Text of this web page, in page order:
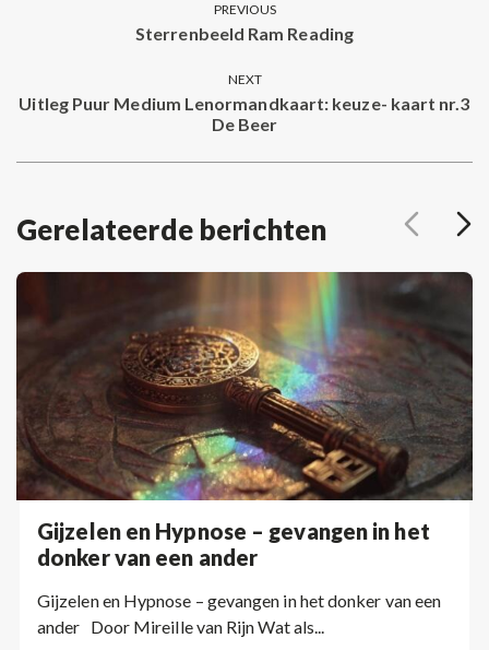
navigation
PREVIOUS
Previous
Sterrenbeeld Ram Reading
NEXT
Next
Uitleg Puur Medium Lenormandkaart: keuze- kaart nr.3
De Beer
Gerelateerde berichten
Gijzelen en Hypnose – gevangen in het
donker van een ander
Gijzelen en Hypnose – gevangen in het donker van een
ander Door Mireille van Rijn Wat als...